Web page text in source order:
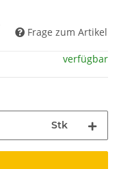
Frage zum Artikel
verfügbar
Stk